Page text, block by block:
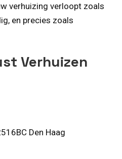
verhuizing verloopt zoals
en precies zoals
Verhuizen
Den Haag